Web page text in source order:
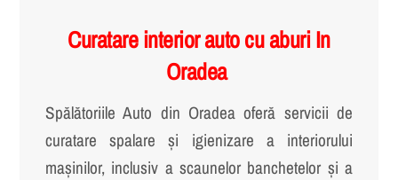
Curatare interior auto cu aburi In
Oradea
Spălătoriile Auto din Oradea oferă servicii de
curatare spalare și igienizare a interiorului
mașinilor, inclusiv a scaunelor banchetelor și a